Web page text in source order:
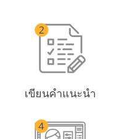
เขียนคำแนะนำ